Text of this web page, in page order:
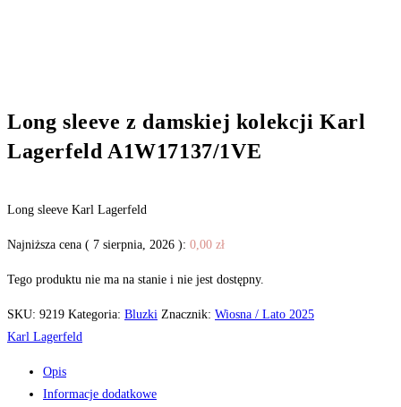
Long sleeve z damskiej kolekcji Karl
Lagerfeld A1W17137/1VE
Long sleeve Karl Lagerfeld
Najniższa cena ( 7 sierpnia, 2026 ): 0,00 zł
Tego produktu nie ma na stanie i nie jest dostępny.
SKU: 9219 Kategoria: Bluzki Znacznik: Wiosna / Lato 2025
Karl Lagerfeld
Opis
Informacje dodatkowe